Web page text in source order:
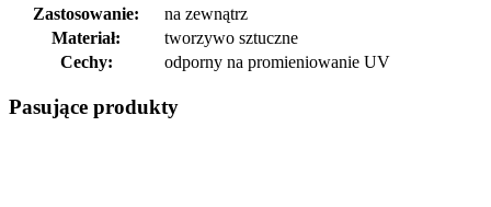
Zastosowanie:
na zewnątrz
Materiał:
tworzywo sztuczne
Cechy:
odporny na promieniowanie UV
Pasujące produkty